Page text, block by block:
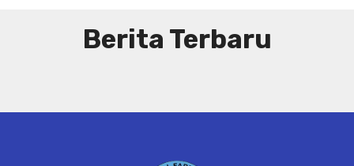
Berita Terbaru